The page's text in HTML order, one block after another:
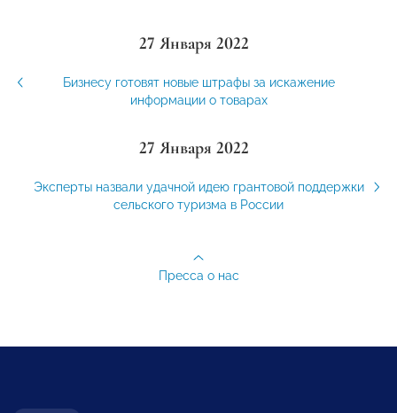
27 Января 2022
Бизнесу готовят новые штрафы за искажение
информации о товарах
27 Января 2022
Эксперты назвали удачной идею грантовой поддержки
сельского туризма в России
Пресса о нас